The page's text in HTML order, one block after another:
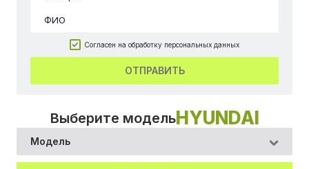
Согласен на обработку персональных данных
ОТПРАВИТЬ
Выберите модельHYUNDAI